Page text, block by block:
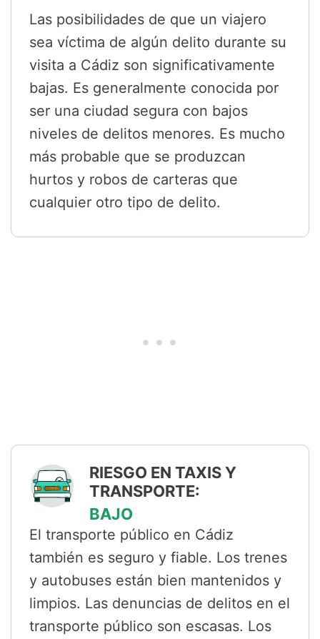
Las posibilidades de que un viajero
sea víctima de algún delito durante su
visita a Cádiz son significativamente
bajas. Es generalmente conocida por
ser una ciudad segura con bajos
niveles de delitos menores. Es mucho
más probable que se produzcan
hurtos y robos de carteras que
cualquier otro tipo de delito.
RIESGO EN TAXIS Y
TRANSPORTE:
BAJO
El transporte público en Cádiz
también es seguro y fiable. Los trenes
y autobuses están bien mantenidos y
limpios. Las denuncias de delitos en el
transporte público son escasas. Los